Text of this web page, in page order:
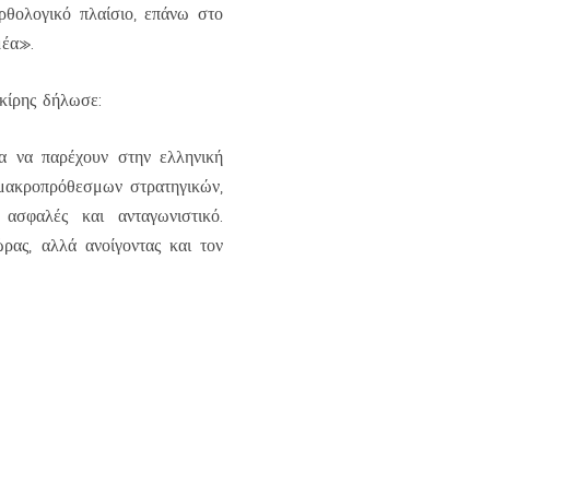
πλαίσιο, επάνω στο
δήλωσε:
να παρέχουν στην ελληνική
στρατηγικών,
και ανταγωνιστικό.
αλλά ανοίγοντας και τον